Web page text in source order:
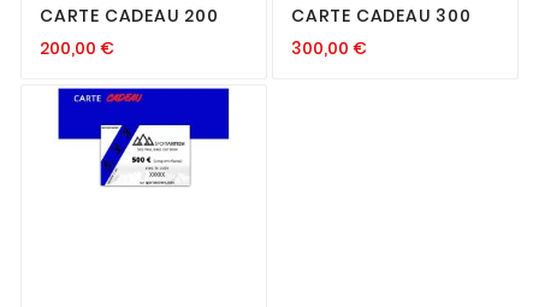
CARTE CADEAU 200
200,00 €
CARTE CADEAU 300
300,00 €